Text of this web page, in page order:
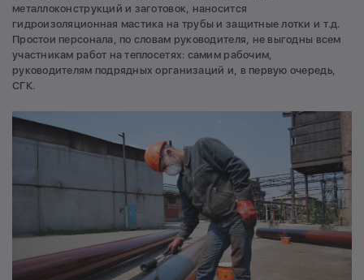
металлоконструкций и заготовок, наносится
гидроизоляционная мастика на трубы и защитные лотки и т.д.
Простои персонала, по словам руководителя, не выгодны всем
участникам работ на теплосетях: самим рабочим,
руководителям подрядных организаций и, в первую очередь,
СГК.